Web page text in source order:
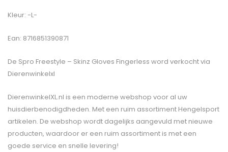
Kleur: -L-
Ean: 8716851390871
De Spro Freestyle – Skinz Gloves Fingerless word verkocht via
Dierenwinkelxl
DierenwinkelXL.nl is een moderne webshop voor al uw
huisdierbenodigdheden. Met een ruim assortiment Hengelsport
artikelen. De webshop wordt dagelijks aangevuld met nieuwe
producten, waardoor er een ruim assortiment is met een
goede service en snelle levering!